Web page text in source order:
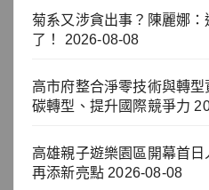
菊系又涉貪出事？陳麗娜
了！
2026-08-08
高市府整合淨零技術與轉
碳轉型、提升國際競爭力
高雄親子遊樂園區開幕首
再添新亮點 2026-08-08